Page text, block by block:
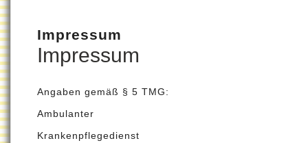
Impressum
Impressum
Angaben gemäß § 5 TMG:
Ambulanter
Krankenpflegedienst